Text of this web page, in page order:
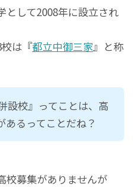
として2008年に設立され
は『都立中御三家』と称
設校』ってことは、高
あるってことだね？
校募集がありませんが